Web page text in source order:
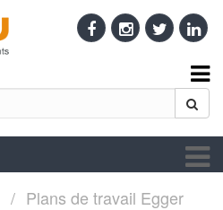
Plans de travail Egger